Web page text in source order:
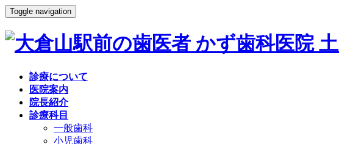
Toggle navigation
診療について
医院案内
院長紹介
診療科目
一般歯科
小児歯科